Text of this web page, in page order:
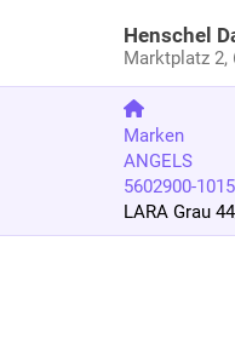
Henschel
Marktplatz 2,
Marken
ANGELS
5602900-
LARA Grau
Zur